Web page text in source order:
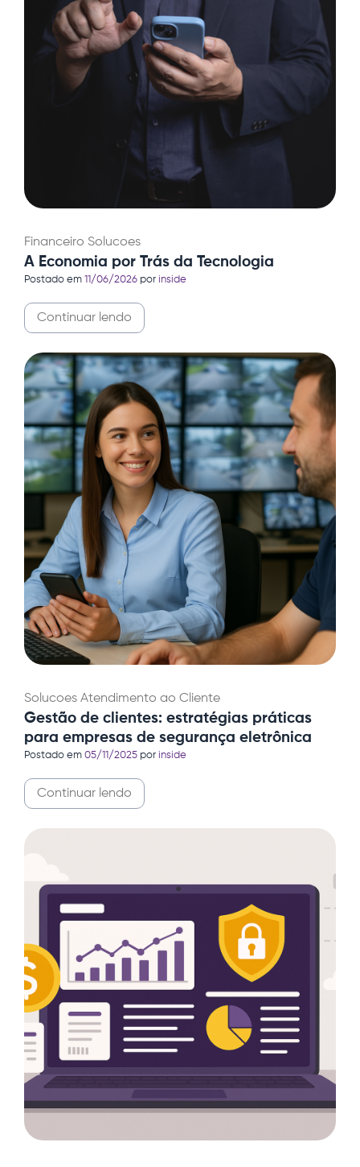
Financeiro Solucoes
A Economia por Trás da Tecnologia
Postado em 11/06/2026 por inside
Continuar lendo
Solucoes Atendimento ao Cliente
Gestão de clientes: estratégias práticas
para empresas de segurança eletrônica
Postado em 05/11/2025 por inside
Continuar lendo